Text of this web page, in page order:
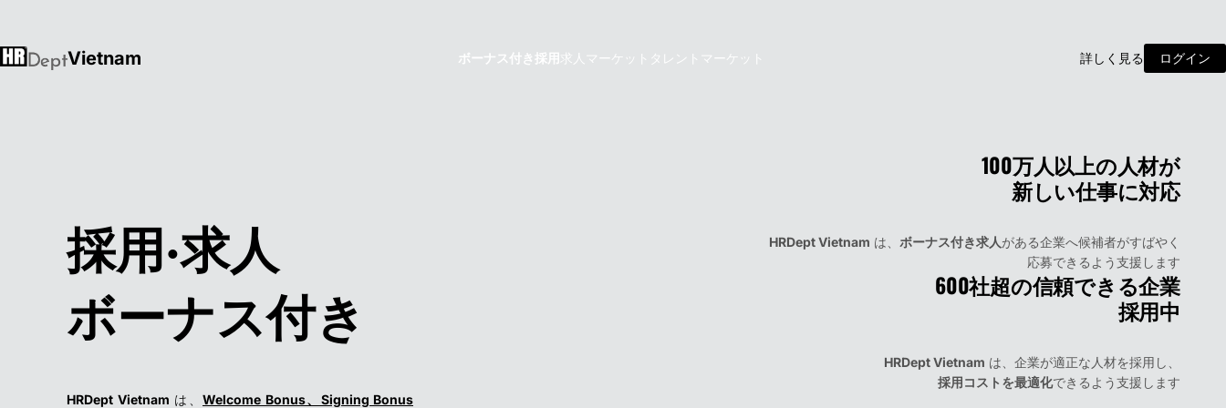
Vietnam ボーナス付き採用 求人マーケット タレントマーケット 詳し く 見る ログイン
採用·求人
ボーナス付き
HRDept Vietnam は、 Welcome Bonus、Signing Bonus
100万人以上の人材が
新しい仕事に対応
HRDept Vietnam は、 ボーナス付き求人がある企業へ候補者がすばやく
応募できるよう支援します
600社超の信頼できる企業
採用中
HRDept Vietnam は、企業が適正な人材を採用し、
採用コストを最適化できるよう支援します